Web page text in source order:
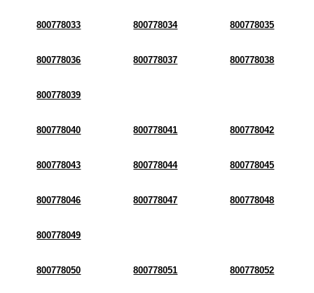
800778033 800778034 800778035
800778036 800778037 800778038
800778039
800778040 800778041 800778042
800778043 800778044 800778045
800778046 800778047 800778048
800778049
800778050 800778051 800778052